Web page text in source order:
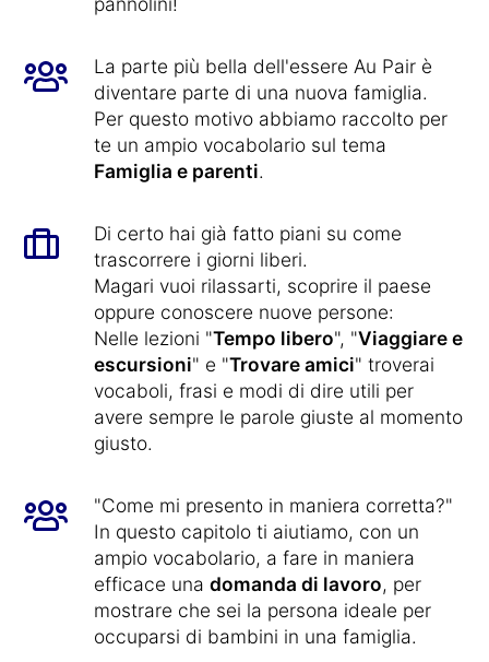
La parte più bella dell'essere Au Pair è
diventare parte di una nuova famiglia.
Per questo motivo abbiamo raccolto per
te un ampio vocabolario sul tema
Famiglia e parenti.
Di certo hai già fatto piani su come
trascorrere i giorni liberi.
Magari vuoi rilassarti, scoprire il paese
oppure conoscere nuove persone:
Nelle lezioni "Tempo libero", "Viaggiare e
escursioni" e "Trovare amici" troverai
vocaboli, frasi e modi di dire utili per
avere sempre le parole giuste al momento
giusto.
"Come mi presento in maniera corretta?"
In questo capitolo ti aiutiamo, con un
ampio vocabolario, a fare in maniera
efficace una domanda di lavoro, per
mostrare che sei la persona ideale per
occuparsi di bambini in una famiglia.